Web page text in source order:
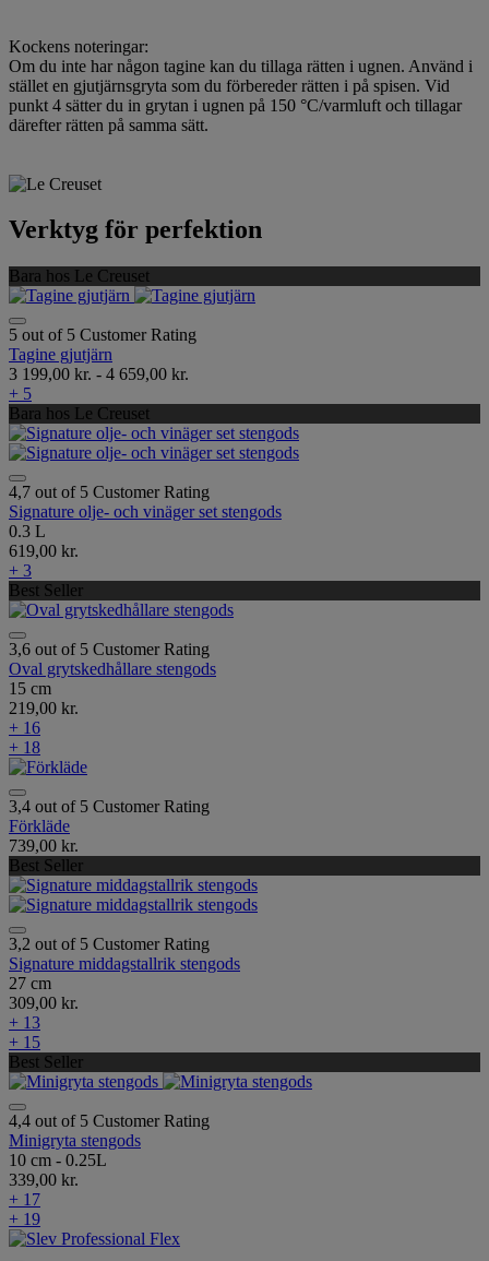
Kockens noteringar:
Om du inte har någon tagine kan du tillaga rätten i ugnen. Använd i
stället en gjutjärnsgryta som du förbereder rätten i på spisen. Vid
punkt 4 sätter du in grytan i ugnen på 150 °C/varmluft och tillagar
därefter rätten på samma sätt.
Verktyg för perfektion
Bara hos Le Creuset
5 out of 5 Customer Rating
Tagine gjutjärn
3 199,00 kr. - 4 659,00 kr.
+ 5
Bara hos Le Creuset
4,7 out of 5 Customer Rating
Signature olje- och vinäger set stengods
0.3 L
619,00 kr.
+ 3
Best Seller
3,6 out of 5 Customer Rating
Oval grytskedhållare stengods
15 cm
219,00 kr.
+ 16
+ 18
3,4 out of 5 Customer Rating
Förkläde
739,00 kr.
Best Seller
3,2 out of 5 Customer Rating
Signature middagstallrik stengods
27 cm
309,00 kr.
+ 13
+ 15
Best Seller
4,4 out of 5 Customer Rating
Minigryta stengods
10 cm - 0.25L
339,00 kr.
+ 17
+ 19